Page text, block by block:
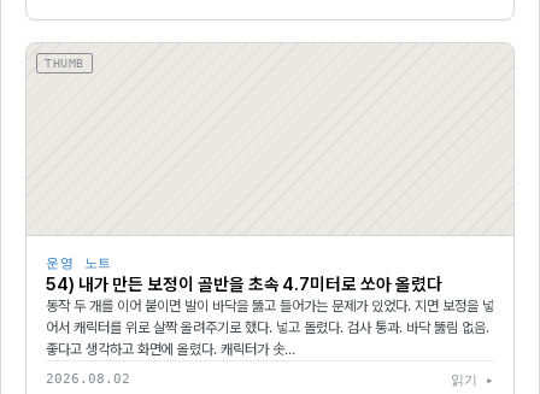
THUMB
운영 노트
54) 내가 만든 보정이 골반을 초속 4.7미터로 쏘아 올렸다
동작 두 개를 이어 붙이면 발이 바닥을 뚫고 들어가는 문제가 있었다. 지면 보정을 넣
어서 캐릭터를 위로 살짝 올려주기로 했다. 넣고 돌렸다. 검사 통과. 바닥 뚫림 없음.
좋다고 생각하고 화면에 올렸다. 캐릭터가 솟…
2026.08.02 읽기 ▸